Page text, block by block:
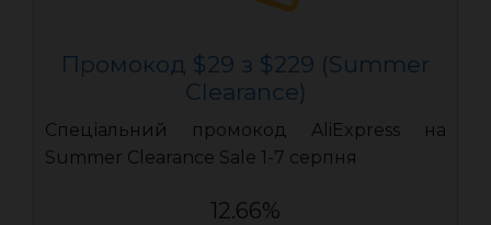
Промокод $29 з $229 (Summer
Clearance)
Спеціальний промокод AliExpress на
Summer Clearance Sale 1-7 серпня
12.66%